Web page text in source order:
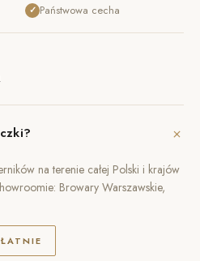
✓ Państwowa cecha
+
na terenie całej Polski i krajów
Browary Warszawskie,